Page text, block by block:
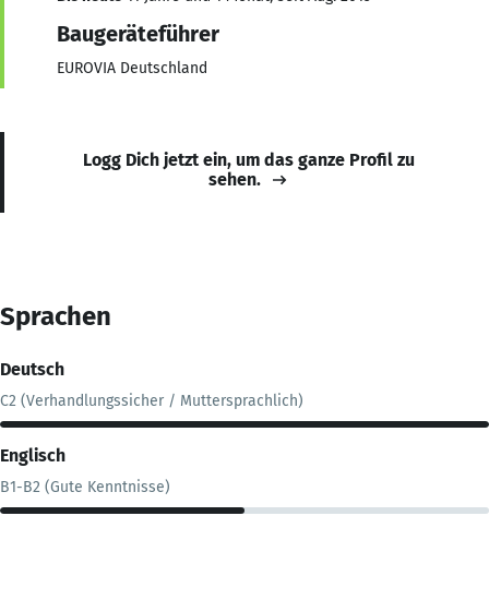
Baugeräteführer
EUROVIA Deutschland
Logg Dich jetzt ein, um das ganze Profil zu
sehen.
Sprachen
Deutsch
C2 (Verhandlungssicher / Muttersprachlich)
Englisch
B1-B2 (Gute Kenntnisse)